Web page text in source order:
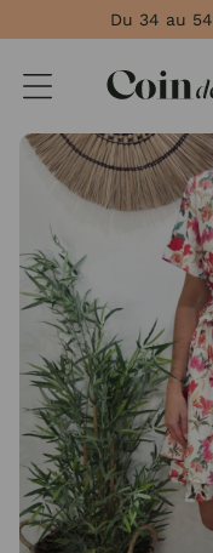
Du 34 au
Panneau de gestion des